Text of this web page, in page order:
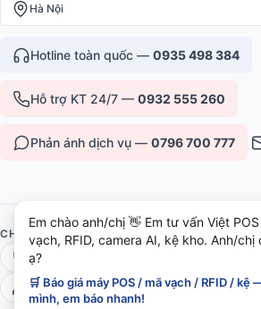
Hà Nội
Hotline toàn quốc — 0935 498 384
Hỗ trợ KT 24/7 — 0932 555 260
Phản ánh dịch vụ — 0796 700 777
CHỨNG NHẬN & UY TÍN
ISO 9001:2015
6+ năm phục vụ B2B
Em chào anh/chị 👋 Em tư vấn Việt
vạch, RFID, camera AI, kệ kho. Anh/
ạ?
🛒 Báo giá máy POS / mã vạch / RFID / kệ
mình, em báo nhanh!